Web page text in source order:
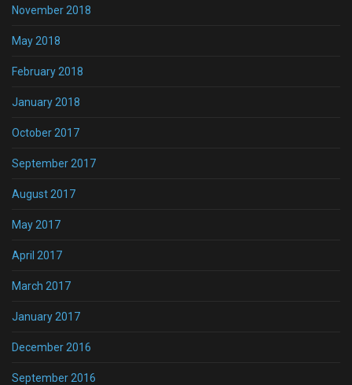
November 2018
May 2018
February 2018
January 2018
October 2017
September 2017
August 2017
May 2017
April 2017
March 2017
January 2017
December 2016
September 2016